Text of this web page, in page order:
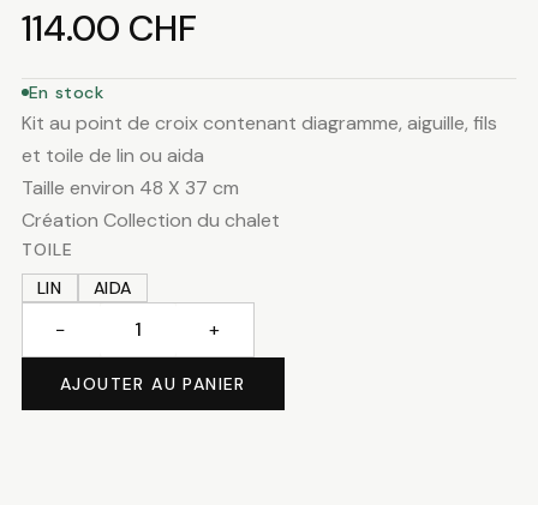
114.00 CHF
En stock
Kit au point de croix contenant diagramme, aiguille, fils
et toile de lin ou aida
Taille environ 48 X 37 cm
Création Collection du chalet
TOILE
LIN
AIDA
Grande
− +
AJOUTER AU PANIER